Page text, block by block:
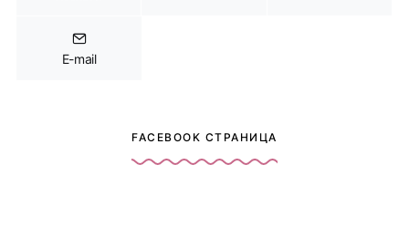
E-mail
FACEBOOK СТРАНИЦА